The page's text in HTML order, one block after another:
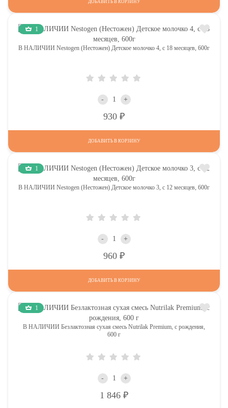
ДОБАВИТЬ В КОРЗИНУ
1
В НАЛИЧИИ Nestogen (Нестожен) Детское молочко 4, c 18 месяцев, 600г
- +
930
ДОБАВИТЬ В КОРЗИНУ
1
В НАЛИЧИИ Nestogen (Нестожен) Детское молочко 3, c 12 месяцев, 600г
- +
960
ДОБАВИТЬ В КОРЗИНУ
1
В НАЛИЧИИ Безлактозная сухая смесь Nutrilak Premium, с рождения,
600 г
- +
1 846